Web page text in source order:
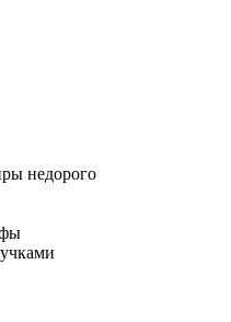
недорого